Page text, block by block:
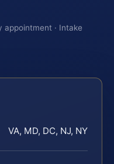
appointment · Intake
VA, MD, DC, NJ, NY